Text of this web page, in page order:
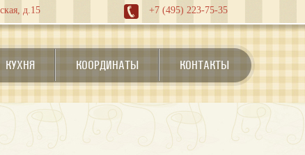
д.15 +7 (495) 223-75-35
КУХНЯ КООРДИНАТЫ КОНТАКТЫ